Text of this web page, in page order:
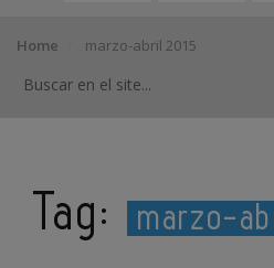
Home marzo-abril 2015
Tag: marzo-